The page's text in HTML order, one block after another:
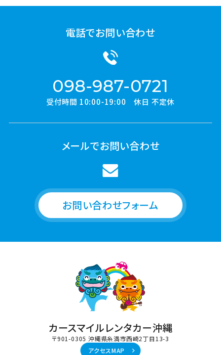
電話でお問い合わせ
098-987-0721
受付時間 10:00-19:00 休日 不定休
メールでお問い合わせ
お問い合わせフォーム
カースマイルレンタカー沖縄
〒901-0305 沖縄県糸満市西崎2丁目13-3
アクセスMAP